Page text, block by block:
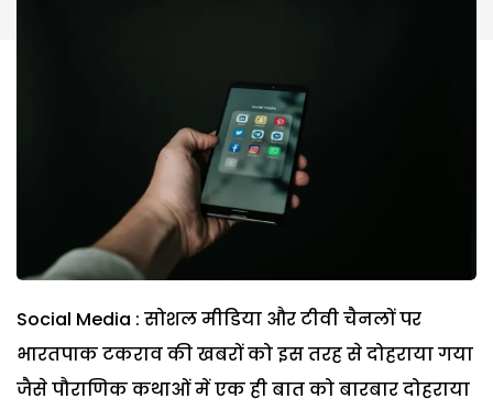
Social Media : सोशल मीडिया और टीवी चैनलों पर
भारतपाक टकराव की खबरों को इस तरह से दोहराया गया
जैसे पौराणिक कथाओं में एक ही बात को बारबार दोहराया